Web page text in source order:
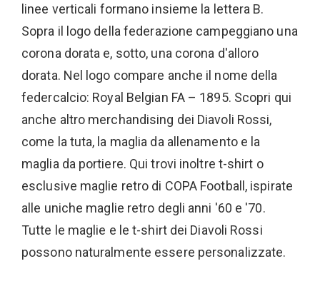
linee verticali formano insieme la lettera B.
Sopra il logo della federazione campeggiano una
corona dorata e, sotto, una corona d'alloro
dorata. Nel logo compare anche il nome della
federcalcio: Royal Belgian FA – 1895. Scopri qui
anche altro merchandising dei Diavoli Rossi,
come la tuta, la maglia da allenamento e la
maglia da portiere. Qui trovi inoltre t-shirt o
esclusive maglie retro di COPA Football, ispirate
alle uniche maglie retro degli anni '60 e '70.
Tutte le maglie e le t-shirt dei Diavoli Rossi
possono naturalmente essere personalizzate.